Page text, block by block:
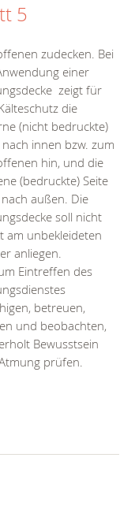
5
zudecken. Bei
einer
zeigt für
die
(nicht bedruckte)
nach innen bzw. zum
hin, und die
(bedruckte) Seite
außen. Die
soll nicht
am unbekleideten
anliegen.
Eintreffen des
betreuen,
und beobachten,
Bewusstsein
prüfen.